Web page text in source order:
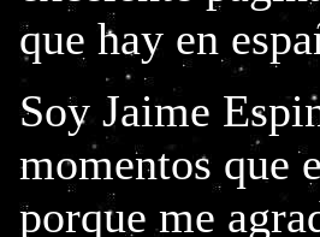
que hay en
Soy Jaime
momentos que
porque me